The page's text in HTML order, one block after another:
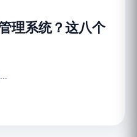
理系统？这八个